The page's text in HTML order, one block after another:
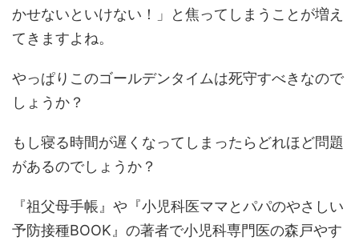
かせないといけない！」と焦ってしまうことが増え
てきますよね。
やっぱりこのゴールデンタイムは死守すべきなので
しょうか？
もし寝る時間が遅くなってしまったらどれほど問題
があるのでしょうか？
『祖父母手帳』や『小児科医ママとパパのやさしい
予防接種BOOK』の著者で小児科専門医の森戸やす